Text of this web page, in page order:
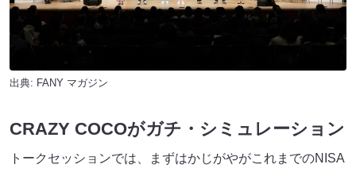
出典: FANY マガジン
CRAZY COCOがガチ・シミュレーション
トークセッションでは、まずはかじがやがこれまでのNISA